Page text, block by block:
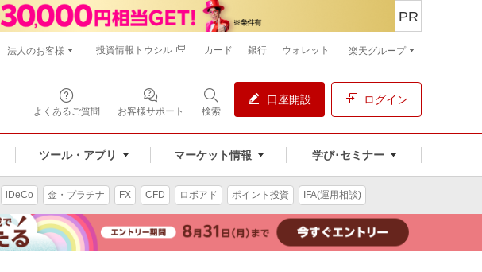
よくあるご質問 お客様サポート 検索
口座開設 ログイン
ツール・アプリ マーケット情報 学び･セミナー
PR
法人のお客様 投資情報トウシル カード 銀行 ウォレット 楽天グループ
iDeCo 金・プラチナ FX CFD ロボアド ポイント投資 IFA(運用相談)